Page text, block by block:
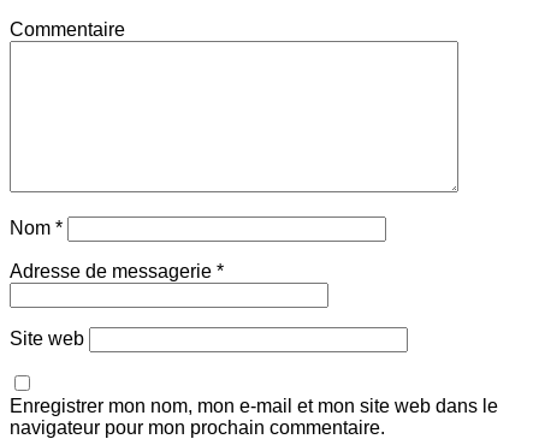
Commentaire
Nom *
Adresse de messagerie *
Site web
Enregistrer mon nom, mon e-mail et mon site web dans le
navigateur pour mon prochain commentaire.